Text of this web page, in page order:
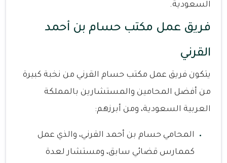
السعودية.
فريق عمل مكتب حسام بن أحمد
القرني
يتكون فريق عمل مكتب حسام القرني من نخبة كبيرة
من أفضل المحامين والمستشارين بالمملكة
العربية السعودية، ومن أبرزهم:
المحامي حسام بن أحمد القرني، والذي عمل
كممارس قضائي سابق، ومستشار لعدة